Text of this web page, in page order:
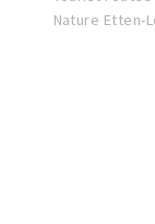
Nature Etten-